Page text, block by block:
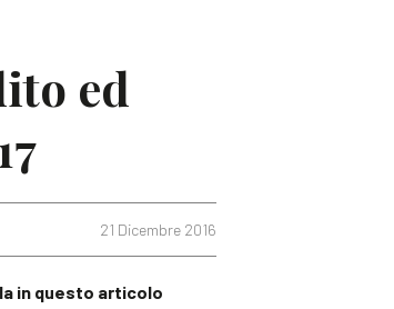
ed
21 Dicembre 2016
in questo articolo